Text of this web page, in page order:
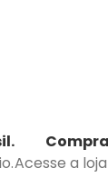
Acesse a